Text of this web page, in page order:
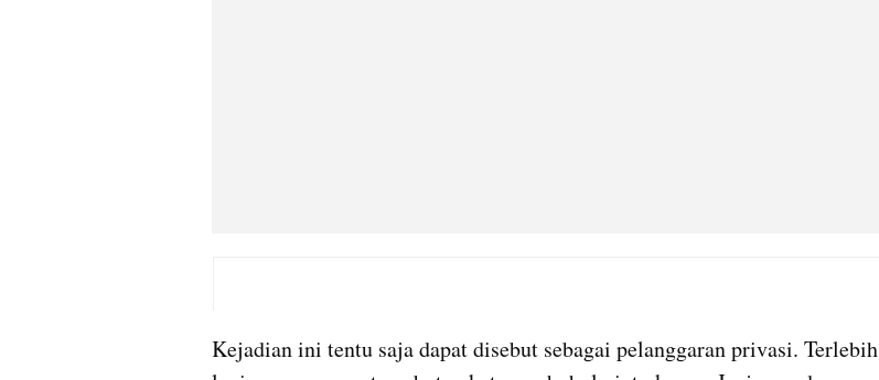
Kejadian ini tentu saja dapat disebut sebagai pelanggaran privasi. Terlebih